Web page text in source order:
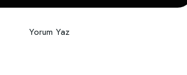
Yorum Yaz